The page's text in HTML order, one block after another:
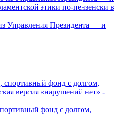
Управления Президента — и
фонд с долгом,